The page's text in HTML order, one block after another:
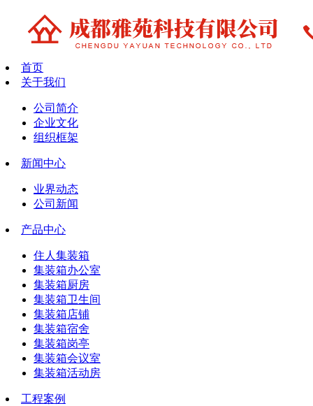
首页
关于我们
公司简介
企业文化
组织框架
新闻中心
业界动态
公司新闻
产品中心
住人集装箱
集装箱办公室
集装箱厨房
集装箱卫生间
集装箱店铺
集装箱宿舍
集装箱岗亭
集装箱会议室
集装箱活动房
工程案例